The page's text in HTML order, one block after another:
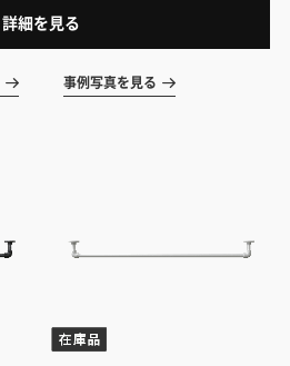
詳細を見る
事例写真を見る